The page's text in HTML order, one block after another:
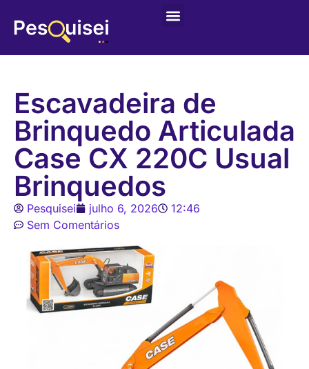
Escavadeira de
Brinquedo Articulada
Case CX 220C Usual
Brinquedos
Pesquisei julho 6, 2026
12:46
Sem Comentários